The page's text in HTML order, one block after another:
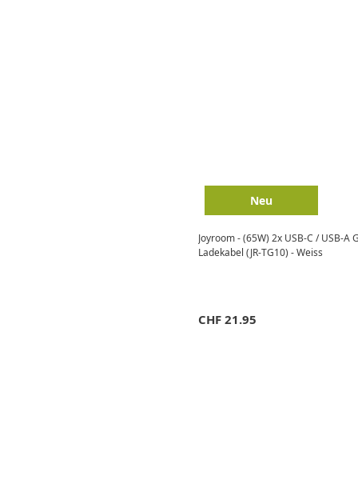
Neu
Joyroom - (65W) 2x USB-C / USB-
Ladekabel (JR-TG10) - Weiss
CHF 21.95